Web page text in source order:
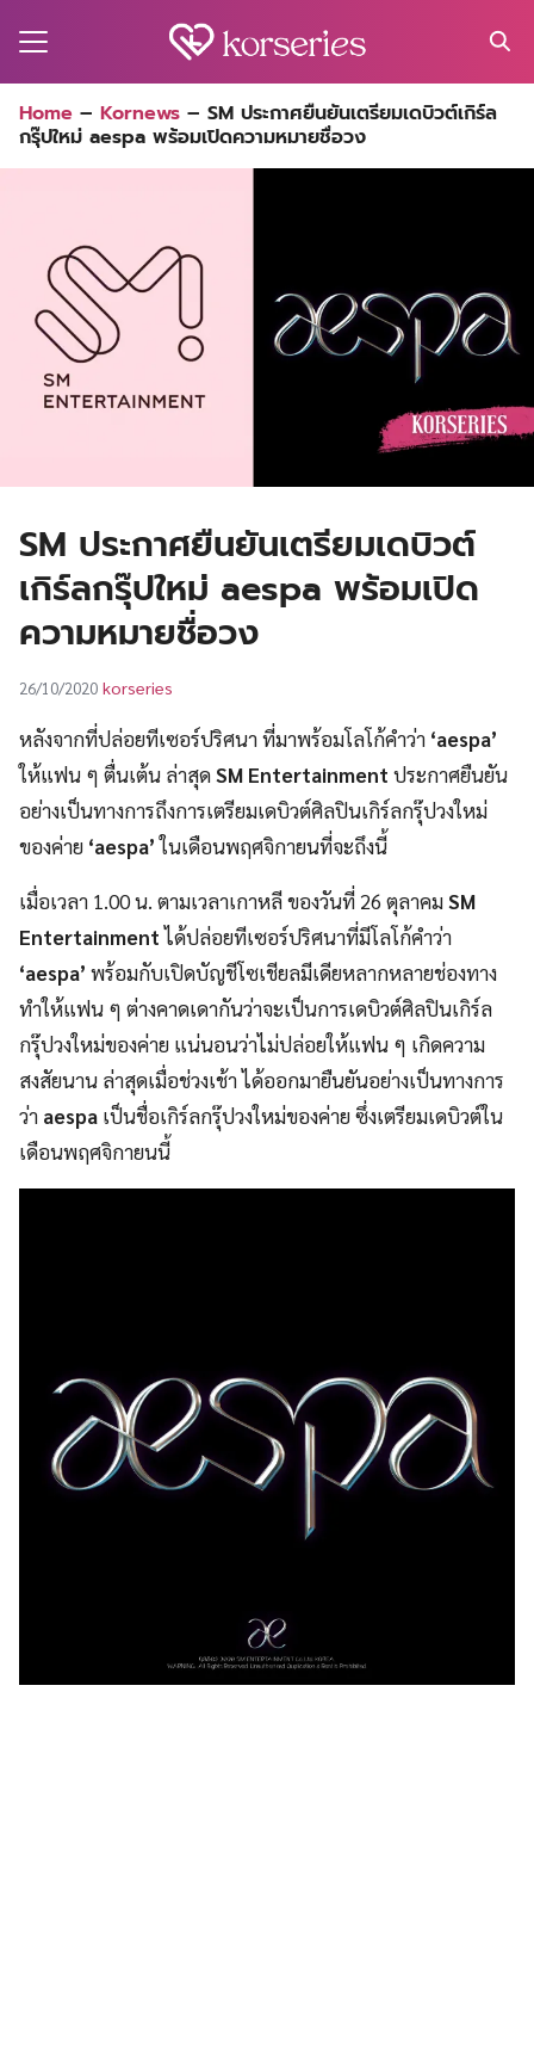
for:
Home – Kornews – SM ประกาศยืนยันเตรียมเดบิวต์เกิร์ล
กรุ๊ปใหม่ aespa พร้อมเปิดความหมายชื่อวง
SM ประกาศยืนยันเตรียมเดบิวต์
เกิร์ลกรุ๊ปใหม่ aespa พร้อมเปิด
ความหมายชื่อวง
26/10/2020 korseries
หลังจากที่ปล่อยทีเซอร์ปริศนา ที่มาพร้อมโลโก้คำว่า ‘aespa’
ให้แฟน ๆ ตื่นเต้น ล่าสุดSM Entertainment ประกาศยืนยัน
อย่างเป็นทางการถึงการเตรียมเดบิวต์ศิลปินเกิร์ลกรุ๊ปวงใหม่
ของค่าย ‘aespa’ในเดือนพฤศจิกายนที่จะถึงนี้
เมื่อเวลา 1.00 น. ตามเวลาเกาหลี ของวันที่ 26 ตุลาคมSM
Entertainmentได้ปล่อยทีเซอร์ปริศนาที่มีโลโก้คำว่า
‘aespa’ พร้อมกับเปิดบัญชีโซเชียลมีเดียหลากหลายช่องทาง
ทำให้แฟน ๆ ต่างคาดเดากันว่าจะเป็นการเดบิวต์ศิลปินเกิร์ล
กรุ๊ปวงใหม่ของค่าย แน่นอนว่าไม่ปล่อยให้แฟน ๆ เกิดความ
สงสัยนาน ล่าสุดเมื่อช่วงเช้า ได้ออกมายืนยันอย่างเป็นทางการ
ว่า aespa เป็นชื่อเกิร์ลกรุ๊ปวงใหม่ของค่าย ซึ่งเตรียมเดบิวต์ใน
เดือนพฤศจิกายนนี้